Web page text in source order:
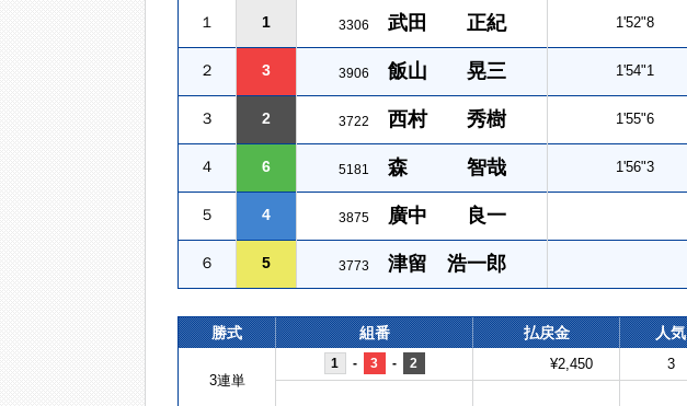
１ 1 3306 武田 正紀 1'52"8
２ 3 3906 飯山 晃三 1'54"1
３ 2 3722 西村 秀樹 1'55"6
４ 6 5181 森 智哉 1'56"3
５ 4 3875 廣中 良一
６ 5 3773 津留 浩一郎
勝式 組番 払戻金 人気
3連単
1 - 3 - 2 ¥2,450 3